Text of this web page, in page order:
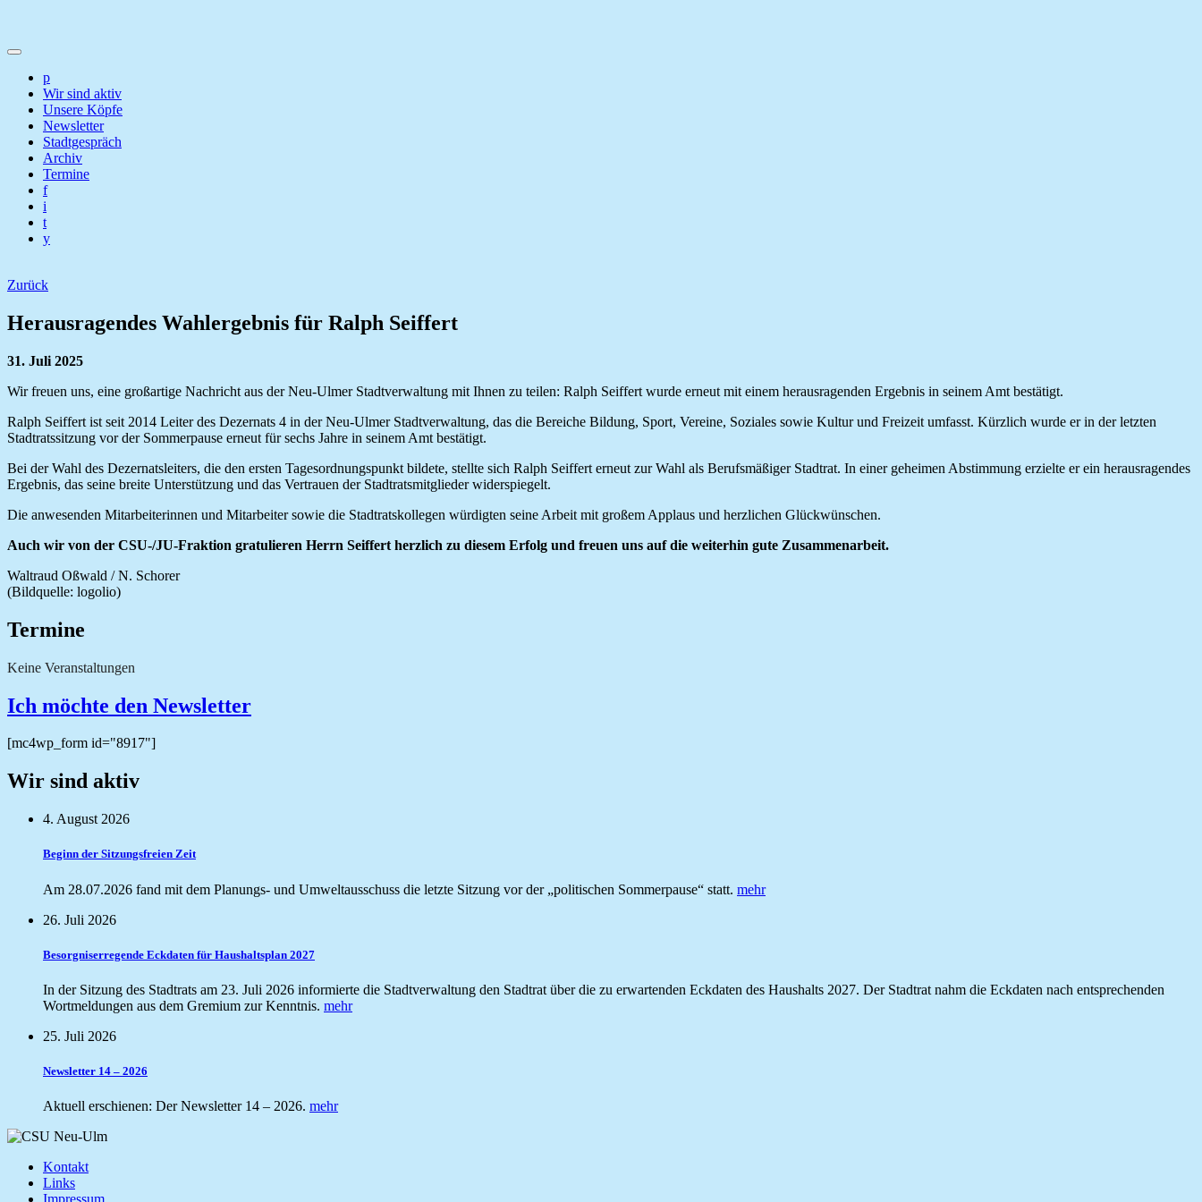
p
Wir sind aktiv
Unsere Köpfe
Newsletter
Stadtgespräch
Archiv
Termine
f
i
t
y
Zurück
Herausragendes Wahlergebnis für Ralph Seiffert
31. Juli 2025
Wir freuen uns, eine großartige Nachricht aus der Neu-Ulmer Stadtverwaltung mit Ihnen zu teilen: Ralph Seiffert wurde erneut mit einem herausragenden Ergebnis in seinem Amt bestätigt.
Ralph Seiffert ist seit 2014 Leiter des Dezernats 4 in der Neu-Ulmer Stadtverwaltung, das die Bereiche Bildung, Sport, Vereine, Soziales sowie Kultur und Freizeit umfasst. Kürzlich wurde er in der letzten
Stadtratssitzung vor der Sommerpause erneut für sechs Jahre in seinem Amt bestätigt.
Bei der Wahl des Dezernatsleiters, die den ersten Tagesordnungspunkt bildete, stellte sich Ralph Seiffert erneut zur Wahl als Berufsmäßiger Stadtrat. In einer geheimen Abstimmung erzielte er ein herausragendes
Ergebnis, das seine breite Unterstützung und das Vertrauen der Stadtratsmitglieder widerspiegelt.
Die anwesenden Mitarbeiterinnen und Mitarbeiter sowie die Stadtratskollegen würdigten seine Arbeit mit großem Applaus und herzlichen Glückwünschen.
Auch wir von der CSU-/JU-Fraktion gratulieren Herrn Seiffert herzlich zu diesem Erfolg und freuen uns auf die weiterhin gute Zusammenarbeit.
Waltraud Oßwald / N. Schorer
(Bildquelle: logolio)
Termine
Keine Veranstaltungen
Ich möchte den Newsletter
[mc4wp_form id="8917"]
Wir sind aktiv
4. August 2026
Beginn der Sitzungsfreien Zeit
Am 28.07.2026 fand mit dem Planungs- und Umweltausschuss die letzte Sitzung vor der „politischen Sommerpause“ statt. mehr
26. Juli 2026
Besorgniserregende Eckdaten für Haushaltsplan 2027
In der Sitzung des Stadtrats am 23. Juli 2026 informierte die Stadtverwaltung den Stadtrat über die zu erwartenden Eckdaten des Haushalts 2027. Der Stadtrat nahm die Eckdaten nach entsprechenden
Wortmeldungen aus dem Gremium zur Kenntnis. mehr
25. Juli 2026
Newsletter 14 – 2026
Aktuell erschienen: Der Newsletter 14 – 2026. mehr
Kontakt
Links